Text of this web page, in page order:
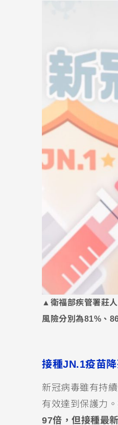
▲衛福部疾管署莊
風險分別為81%、
接種JN.1疫苗
新冠病毒雖有持
有效達到保護力
97倍，但接種最